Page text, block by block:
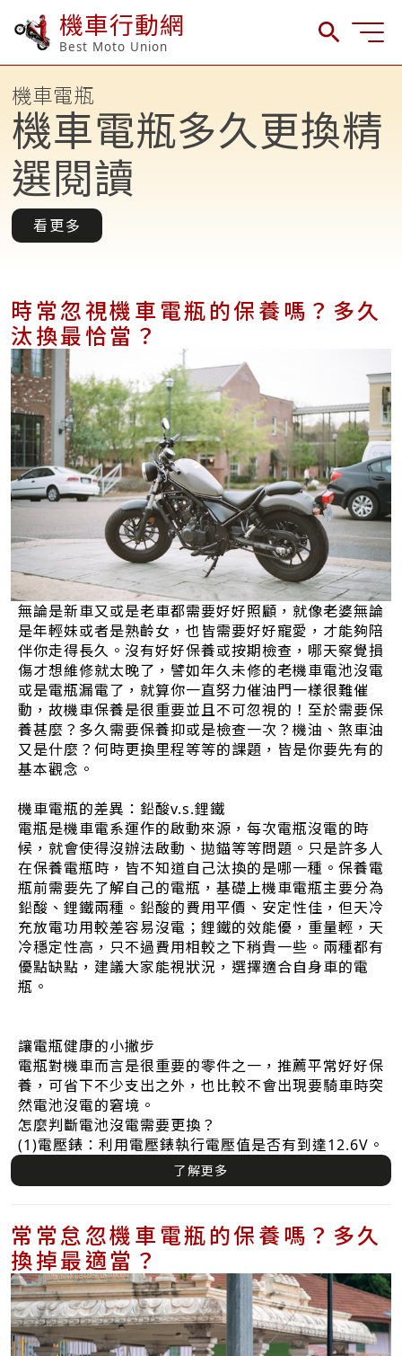
機車行動網
Best Moto Union
機車電瓶
機車電瓶多久更換精
選閱讀
看更多
時常忽視機車電瓶的保養嗎？多久
汰換最恰當？
無論是新車又或是老車都需要好好照顧，就像老婆無論
是年輕妹或者是熟齡女，也皆需要好好寵愛，才能夠陪
伴你走得長久。沒有好好保養或按期檢查，哪天察覺損
傷才想維修就太晚了，譬如年久未修的老機車電池沒電
或是電瓶漏電了，就算你一直努力催油門一樣很難催
動，故機車保養是很重要並且不可忽視的！至於需要保
養甚麼？多久需要保養抑或是檢查一次？機油、煞車油
又是什麼？何時更換里程等等的課題，皆是你要先有的
基本觀念。
機車電瓶的差異：鉛酸v.s.鋰鐵
電瓶是機車電系運作的啟動來源，每次電瓶沒電的時
候，就會使得沒辦法啟動、拋錨等等問題。只是許多人
在保養電瓶時，皆不知道自己汰換的是哪一種。保養電
瓶前需要先了解自己的電瓶，基礎上機車電瓶主要分為
鉛酸、鋰鐵兩種。鉛酸的費用平價、安定性佳，但天冷
充放電功用較差容易沒電；鋰鐵的效能優，重量輕，天
冷穩定性高，只不過費用相較之下稍貴一些。兩種都有
優點缺點，建議大家能視狀況，選擇適合自身車的電
瓶。
讓電瓶健康的小撇步
電瓶對機車而言是很重要的零件之一，推薦平常好好保
養，可省下不少支出之外，也比較不會出現要騎車時突
然電池沒電的窘境。
怎麼判斷電池沒電需要更換？
(1)電壓錶：利用電壓錶執行電壓值是否有到達12.6V。
了解更多
常常怠忽機車電瓶的保養嗎？多久
換掉最適當？